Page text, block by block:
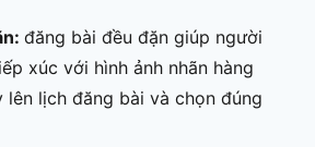
đăng bài đều đặn giúp người
xúc với hình ảnh nhãn hàng
lên lịch đăng bài và chọn đúng